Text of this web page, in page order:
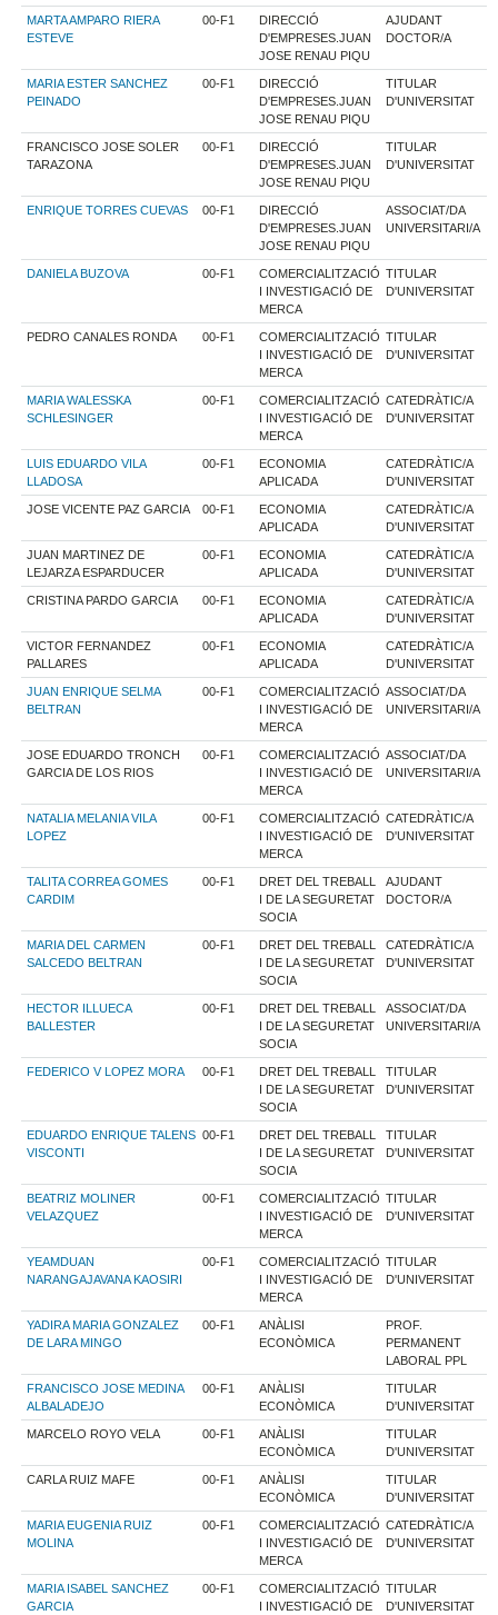
MARTA AMPARO RIERA
ESTEVE
00-F1
DIRECCIÓ
D'EMPRESES.JUAN
JOSE RENAU PIQU
AJUDANT
DOCTOR/A
MARIA ESTER SANCHEZ
PEINADO
00-F1
DIRECCIÓ
D'EMPRESES.JUAN
JOSE RENAU PIQU
TITULAR
D'UNIVERSITAT
FRANCISCO JOSE SOLER
TARAZONA
00-F1
DIRECCIÓ
D'EMPRESES.JUAN
JOSE RENAU PIQU
TITULAR
D'UNIVERSITAT
ENRIQUE TORRES CUEVAS 00-F1
DIRECCIÓ
D'EMPRESES.JUAN
JOSE RENAU PIQU
ASSOCIAT/DA
UNIVERSITARI/A
DANIELA BUZOVA 00-F1
COMERCIALITZACIÓ
I INVESTIGACIÓ DE
MERCA
TITULAR
D'UNIVERSITAT
PEDRO CANALES RONDA 00-F1
COMERCIALITZACIÓ
I INVESTIGACIÓ DE
MERCA
TITULAR
D'UNIVERSITAT
MARIA WALESSKA
SCHLESINGER
00-F1
COMERCIALITZACIÓ
I INVESTIGACIÓ DE
MERCA
CATEDRÀTIC/A
D'UNIVERSITAT
LUIS EDUARDO VILA
LLADOSA
00-F1
ECONOMIA
APLICADA
CATEDRÀTIC/A
D'UNIVERSITAT
JOSE VICENTE PAZ GARCIA 00-F1
ECONOMIA
APLICADA
CATEDRÀTIC/A
D'UNIVERSITAT
JUAN MARTINEZ DE
LEJARZA ESPARDUCER
00-F1
ECONOMIA
APLICADA
CATEDRÀTIC/A
D'UNIVERSITAT
CRISTINA PARDO GARCIA 00-F1
ECONOMIA
APLICADA
CATEDRÀTIC/A
D'UNIVERSITAT
VICTOR FERNANDEZ
PALLARES
00-F1
ECONOMIA
APLICADA
CATEDRÀTIC/A
D'UNIVERSITAT
JUAN ENRIQUE SELMA
BELTRAN
00-F1
COMERCIALITZACIÓ
I INVESTIGACIÓ DE
MERCA
ASSOCIAT/DA
UNIVERSITARI/A
JOSE EDUARDO TRONCH
GARCIA DE LOS RIOS
00-F1
COMERCIALITZACIÓ
I INVESTIGACIÓ DE
MERCA
ASSOCIAT/DA
UNIVERSITARI/A
NATALIA MELANIA VILA
LOPEZ
00-F1
COMERCIALITZACIÓ
I INVESTIGACIÓ DE
MERCA
CATEDRÀTIC/A
D'UNIVERSITAT
TALITA CORREA GOMES
CARDIM
00-F1
DRET DEL TREBALL
I DE LA SEGURETAT
SOCIA
AJUDANT
DOCTOR/A
MARIA DEL CARMEN
SALCEDO BELTRAN
00-F1
DRET DEL TREBALL
I DE LA SEGURETAT
SOCIA
CATEDRÀTIC/A
D'UNIVERSITAT
HECTOR ILLUECA
BALLESTER
00-F1
DRET DEL TREBALL
I DE LA SEGURETAT
SOCIA
ASSOCIAT/DA
UNIVERSITARI/A
FEDERICO V LOPEZ MORA 00-F1
DRET DEL TREBALL
I DE LA SEGURETAT
SOCIA
TITULAR
D'UNIVERSITAT
EDUARDO ENRIQUE TALENS
VISCONTI
00-F1
DRET DEL TREBALL
I DE LA SEGURETAT
SOCIA
TITULAR
D'UNIVERSITAT
BEATRIZ MOLINER
VELAZQUEZ
00-F1
COMERCIALITZACIÓ
I INVESTIGACIÓ DE
MERCA
TITULAR
D'UNIVERSITAT
YEAMDUAN
NARANGAJAVANA KAOSIRI
00-F1
COMERCIALITZACIÓ
I INVESTIGACIÓ DE
MERCA
TITULAR
D'UNIVERSITAT
YADIRA MARIA GONZALEZ
DE LARA MINGO
00-F1
ANÀLISI
ECONÒMICA
PROF.
PERMANENT
LABORAL PPL
FRANCISCO JOSE MEDINA
ALBALADEJO
00-F1
ANÀLISI
ECONÒMICA
TITULAR
D'UNIVERSITAT
MARCELO ROYO VELA 00-F1
ANÀLISI
ECONÒMICA
TITULAR
D'UNIVERSITAT
CARLA RUIZ MAFE 00-F1
ANÀLISI
ECONÒMICA
TITULAR
D'UNIVERSITAT
MARIA EUGENIA RUIZ
MOLINA
00-F1
COMERCIALITZACIÓ
I INVESTIGACIÓ DE
MERCA
CATEDRÀTIC/A
D'UNIVERSITAT
MARIA ISABEL SANCHEZ
GARCIA
00-F1
COMERCIALITZACIÓ
I INVESTIGACIÓ DE
TITULAR
D'UNIVERSITAT